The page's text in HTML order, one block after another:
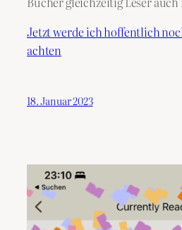
Jetzt werde ich hoffentlich
achten
18. Januar 2023